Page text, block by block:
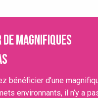
magnifiques
bénéficier d’une
environnants, il n’y a